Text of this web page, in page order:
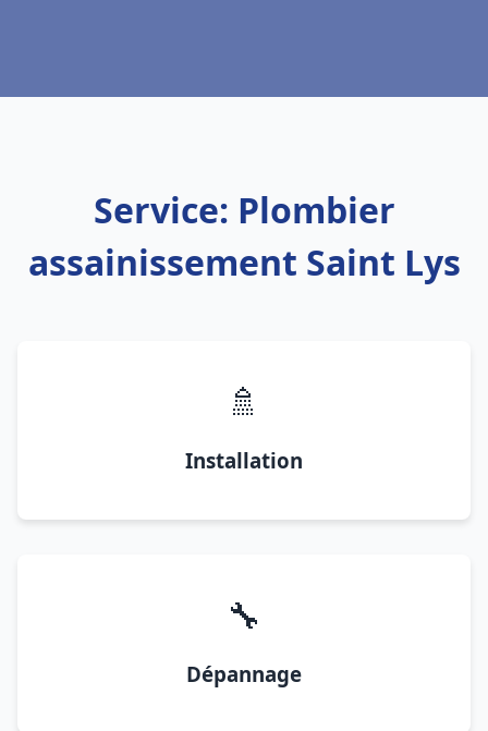
Service: Plombier
assainissement Saint Lys
🚿
Installation
🔧
Dépannage